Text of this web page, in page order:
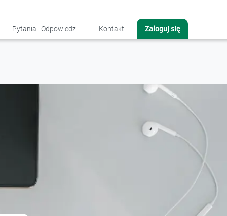
Pytania i Odpowiedzi Kontakt Zaloguj się